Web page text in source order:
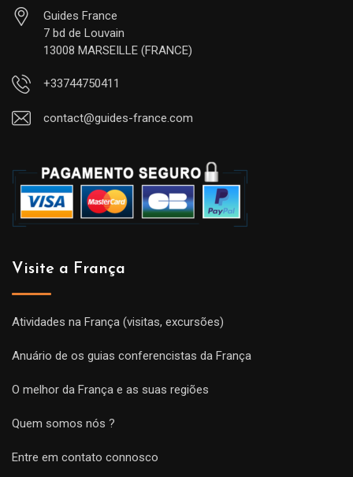
Guides France
7 bd de Louvain
13008 MARSEILLE (FRANCE)
+33744750411
contact@guides-france.com
Visite a França
Atividades na França (visitas, excursões)
Anuário de os guias conferencistas da França
O melhor da França e as suas regiões
Quem somos nós ?
Entre em contato connosco